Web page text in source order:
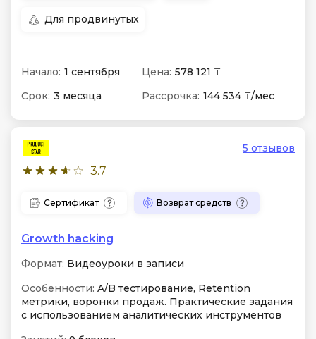
Для продвинутых
Начало: 1 сентября Цена: 578 121 ₸
Срок: 3 месяца Рассрочка: 144 534 ₸/мес
3.7
5 отзывов
Сертификат Возврат средств
Growth hacking
Формат: Видеоуроки в записи
Особенности: A/B тестирование, Retention
метрики, воронки продаж. Практические задания
с использованием аналитических инструментов